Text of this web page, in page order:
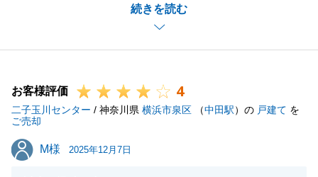
続きを読む
になれる様尽力してまいります。
今後も何卒よろしくお願いいたします。
閉じる
お客様評価 4
二子玉川センター / 神奈川県 横浜市泉区 （中田駅）の 戸建て を
ご売却
M様
M様 2025年12月7日